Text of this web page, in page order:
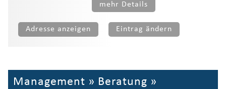
mehr Details
Adresse anzeigen Eintrag ändern
Management » Beratung »